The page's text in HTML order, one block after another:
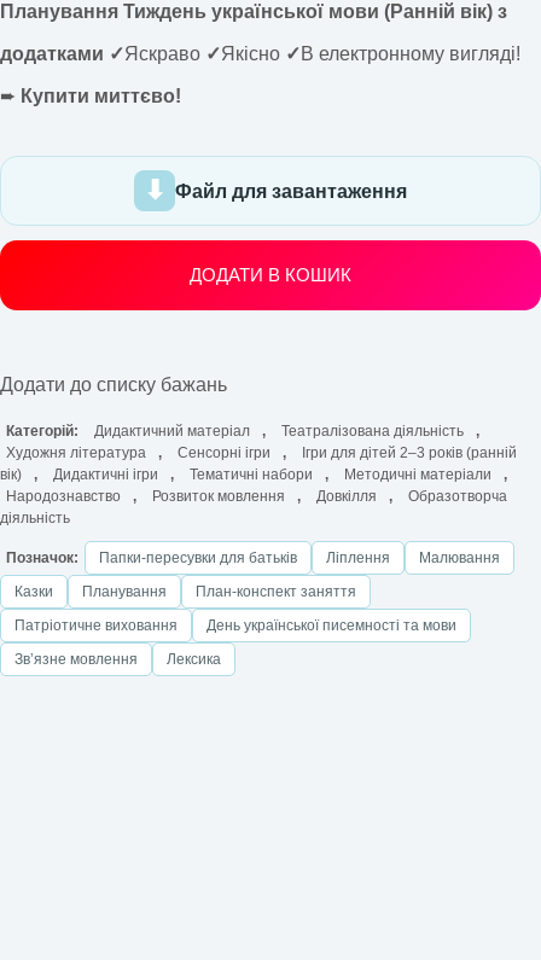
Планування Тиждень української мови (Ранній вік) з
додатками ✓Яскраво ✓Якісно ✓В електронному вигляді!
➨ Купити миттєво!
Файл для завантаження
ДОДАТИ В КОШИК
Додати до списку бажань
Категорій: Дидактичний матеріал , Театралізована діяльність
,
Художня література
, Сенсорні ігри ,
Ігри для дітей 2–3 років (ранній
вік)
, Дидактичні ігри , Тематичні набори , Методичні матеріали
,
Народознавство
, Розвиток мовлення , Довкілля ,
Образотворча
діяльність
Позначок: Папки-пересувки для батьків Ліплення
Малювання
Казки
Планування
План-конспект заняття
Патріотичне виховання
День української писемності та мови
Звʼязне мовлення
Лексика